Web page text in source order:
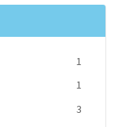
1
1
3